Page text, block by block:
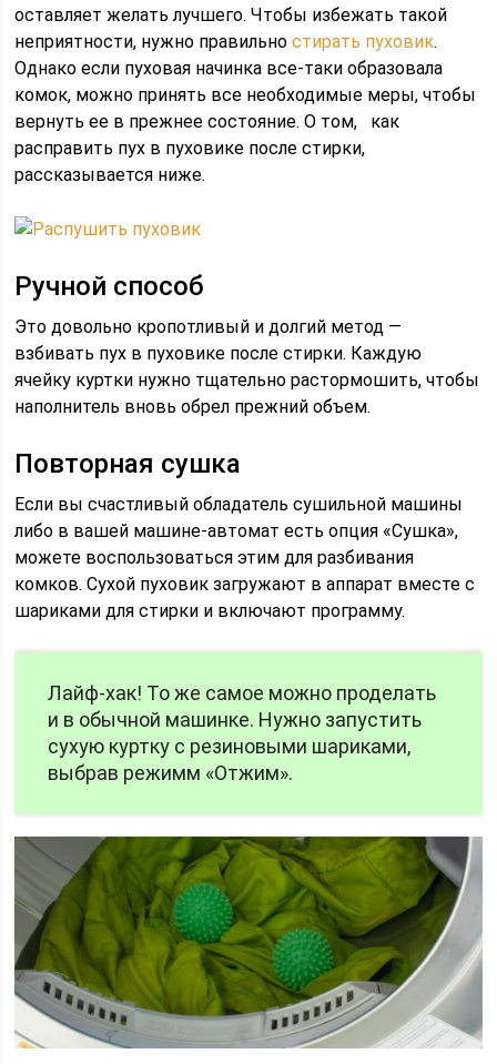
оставляет желать лучшего. Чтобы избежать такой
неприятности, нужно правильностирать пуховик.
Однако если пуховая начинка все-таки образовала
комок, можно принять все необходимые меры, чтобы
вернуть ее в прежнее состояние. О том, как
расправить пух в пуховике после стирки,
рассказывается ниже.
Ручной способ
Это довольно кропотливый и долгий метод —
взбивать пух в пуховике после стирки. Каждую
ячейку куртки нужно тщательно растормошить, чтобы
наполнитель вновь обрел прежний объем.
Повторная сушка
Если вы счастливый обладатель сушильной машины
либо в вашей машине-автомат есть опция «Сушка»,
можете воспользоваться этим для разбивания
комков. Сухой пуховик загружают в аппарат вместе с
шариками для стирки и включают программу.
Лайф-хак! То же самое можно проделать
и в обычной машинке. Нужно запустить
сухую куртку с резиновыми шариками,
выбрав режимм «Отжим».